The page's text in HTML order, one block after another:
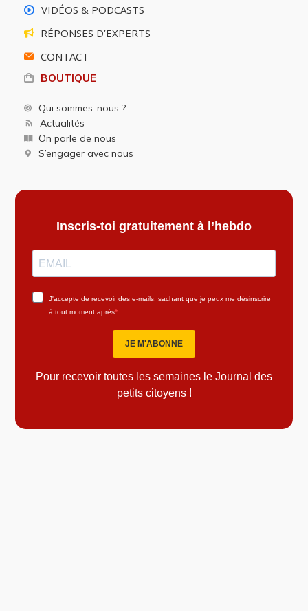
VIDÉOS & PODCASTS
RÉPONSES D’EXPERTS
CONTACT
BOUTIQUE
Qui sommes-nous ?
Actualités
On parle de nous
S’engager avec nous